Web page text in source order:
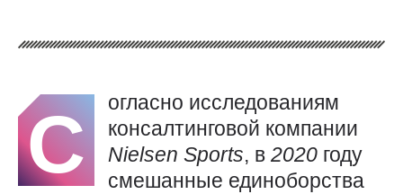
С
огласно исследованиям
консалтинговой компании
Nielsen Sports, в 2020 году
смешанные единоборства